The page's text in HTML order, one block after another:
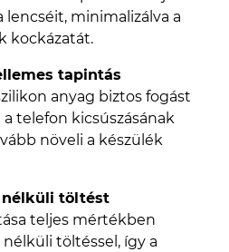
lencséit, minimalizálva a
kockázatát.
tapintás
anyag biztos fogást
telefon kicsúszásának
növeli a készülék
nélküli töltést
teljes mértékben
töltéssel, így a